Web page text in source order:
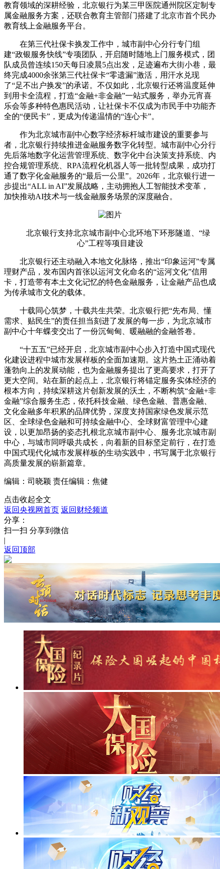
教育领域的深耕经验，北京银行为某三甲医院通州院区定制专
属金融服务方案，还联合教育主管部门搭建了北京市首个民办
教育线上金融服务平台。
在第三代社保卡换发工作中，城市副中心分行专门组
建“政银服务快线”专项团队，开启随时随地上门服务模式，团
队成员曾连续150天每日凌晨5点出发，足迹遍布大街小巷，最
终完成4000余张第三代社保卡“零遗漏”激活，用汗水兑现
了“足不出户换发”的承诺。不仅如此，北京银行还将温度延伸
到用卡全流程，打造“金融+非金融”一站式服务，举办元宵喜
乐会等多种特色惠民活动，让社保卡不仅成为市民手中功能齐
全的“便民卡”，更成为传递温情的“连心卡”。
作为北京城市副中心数字经济标杆城市建设的重要参与
者，北京银行持续推进金融服务数字化转型。城市副中心分行
先后落地数字化运营管理系统、数字化中台决策支持系统、内
控合规管理系统、RPA流程化机器人等一批转型成果，成功打
通了数字化金融服务的“最后一公里”。2026年，北京银行进一
步提出“ALL in AI”发展战略，主动拥抱人工智能技术变革，
加快推动AI技术与一线金融服务场景的深度融合。
北京银行支持北京城市副中心北环地下环形隧道、“绿
心”工程等项目建设
北京银行还主动融入本地文化脉络，推出“印象运河”专属
理财产品，发布国内首张以运河文化命名的“运河文化”信用
卡，打造带有本土文化记忆的特色金融服务，让金融产品也成
为传承城市文化的载体。
十载同心筑梦，十载共生共荣。北京银行把“先布局、懂
需求、贴民生”的责任担当刻进了发展的每一步，为北京城市
副中心十年蝶变交出了一份沉甸甸、暖融融的金融答卷。
“十五五”已经开启，北京城市副中心步入打造中国式现代
化建设进程中城市发展样板的全面加速期。这片热土正涌动着
蓬勃向上的发展动能，也为金融服务提出了更高要求，打开了
更大空间。站在新的起点上，北京银行将锚定服务实体经济的
根本方向，持续深耕这片创新发展的沃土，不断构筑“金融+非
金融”综合服务生态，依托科技金融、绿色金融、普惠金融、
文化金融多年积累的品牌优势，深度支持国家绿色发展示范
区、全球绿色金融和可持续金融中心、全球财富管理中心建
设，以更加昂扬的姿态扎根北京城市副中心、服务北京城市副
中心，与城市同呼吸共成长，向着新的目标坚定前行，在打造
中国式现代化城市发展样板的生动实践中，书写属于北京银行
高质量发展的崭新篇章。
编辑：司晓颖 责任编辑：焦健
点击收起全文
返回央视网首页 返回财经频道
分享：
扫一扫 分享到微信
|
返回顶部